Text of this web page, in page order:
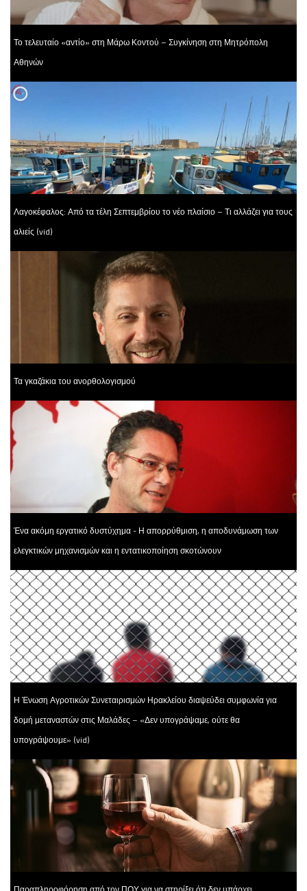
Το τελευταίο «αντίο» στη Μάρω Κοντού – Συγκίνηση στη Μητρόπολη
Αθηνών
Λαγοκέφαλος: Από τα τέλη Σεπτεμβρίου το νέο πλαίσιο – Τι αλλάζει για τους
αλιείς (vid)
Τα γκαζάκια του ανορθολογισμού
Ένα ακόμη εργατικό δυστύχημα - Η απορρύθμιση, η αποδυνάμωση των
ελεγκτικών μηχανισμών και η εντατικοποίηση σκοτώνουν
Η Ένωση Αγροτικών Συνεταιρισμών Ηρακλείου διαψεύδει συμφωνία για
δομή μεταναστών στις Μαλάδες – «Δεν υπογράψαμε, ούτε θα
υπογράψουμε» (vid)